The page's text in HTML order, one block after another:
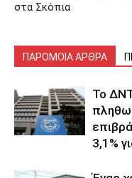
στα Σκόπια
ΠΑΡΟΜΟΙΑ ΑΡΘΡΑ
Το
3,1%